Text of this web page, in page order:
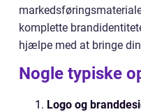
komplette
hjælpe med at bringe
Nogle typiske
Logo og